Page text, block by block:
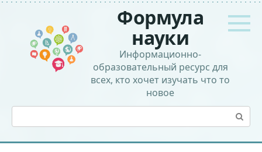
Перейти
контенту
Формула
науки
Информационно-
образовательный ресурс для
всех, кто хочет изучать что то
новое
Поиск: